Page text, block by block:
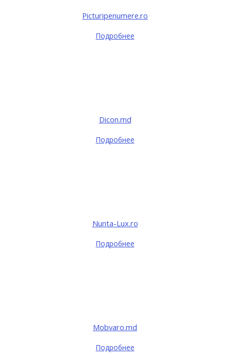
Picturipenumere.ro
Подробнее
Dicon.md
Подробнее
Nunta-Lux.ro
Подробнее
Mobvaro.md
Подробнее